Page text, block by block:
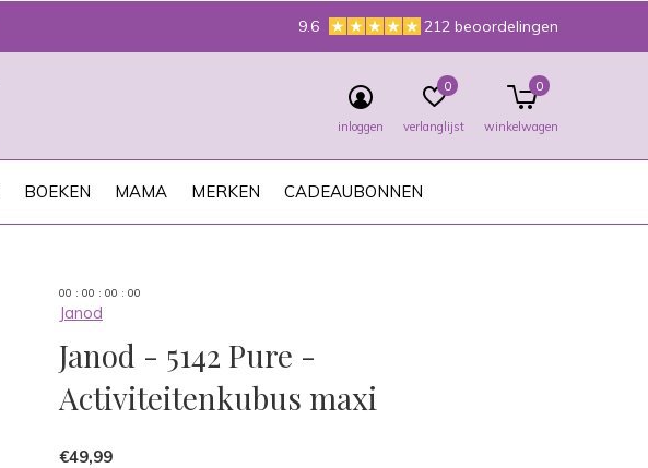
BOEKEN MAMA MERKEN CADEAUBONNEN
inloggen verlanglijst
0
winkelwagen
0
9.6 212 beoordelingen
00 : 00 : 00 : 00
Janod
Janod - 5142 Pure -
Activiteitenkubus maxi
€49,99